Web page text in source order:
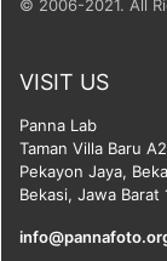
© 2006-2021. All
VISIT US
Panna Lab
Taman Villa Baru
Pekayon Jaya,
Bekasi, Jawa Barat